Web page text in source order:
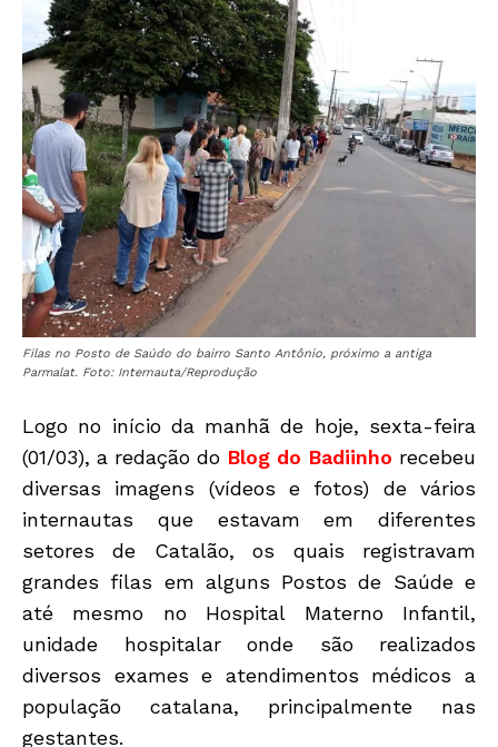
Filas no Posto de Saúdo do bairro Santo Antônio, próximo a antiga
Parmalat. Foto: Internauta/Reprodução
Logo no início da manhã de hoje, sexta-feira
(01/03), a redação do Blog do Badiinho recebeu
diversas imagens (vídeos e fotos) de vários
internautas que estavam em diferentes
setores de Catalão, os quais registravam
grandes filas em alguns Postos de Saúde e
até mesmo no Hospital Materno Infantil,
unidade hospitalar onde são realizados
diversos exames e atendimentos médicos a
população catalana, principalmente nas
gestantes.